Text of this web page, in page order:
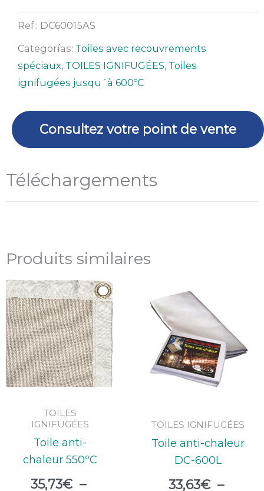
ignifuge
rouleau
de
1,5
x
50
Ref.: DC60015AS
Categorías: Toiles avec recouvrements
spéciaux, TOILES IGNIFUGÉES, Toiles
ignifugées jusqu´à 600ºC
Consultez votre point de vente
Téléchargements
Produits similaires
TOILES
IGNIFUGÉES
Toile anti-
chaleur 550ºC
35,73€ –
Plage
de
prix :
35,73€
à
107,07€
TOILES IGNIFUGÉES
Toile anti-chaleur
DC-600L
33,63€ –
33,63€
à